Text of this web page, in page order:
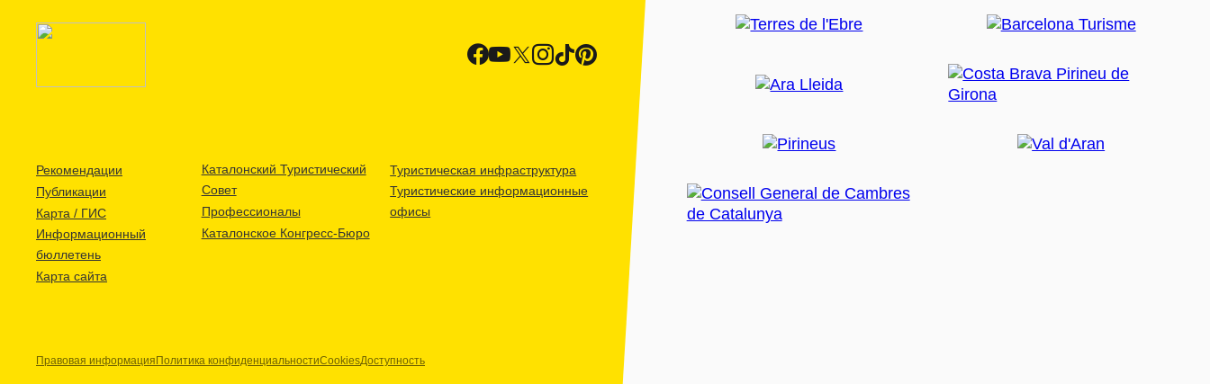
Рекомендации
Публикации
Карта / ГИС
Информационный
бюллетень
Карта сайта
Каталонский Туристический
Совет
Профессионалы
Каталонское Конгресс-Бюро
Туристическая инфраструктура
Туристические информационные
офисы
Правовая информация Политика конфиденциальностиCookiesДоступность